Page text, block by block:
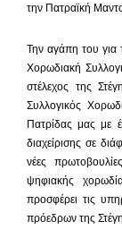
την Πατραϊκή
Την αγάπη του για
Χορωδιακή
στέλεχος της
Συλλογικός
Πατρίδας μας με
διαχείρισης σε
νέες
ψηφιακής
προσφέρει τις
πρόεδρων της